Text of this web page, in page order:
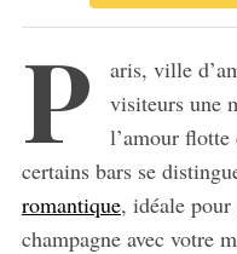
P
aris, ville
visiteurs une
l’amour flotte
certains bars se
romantique, idéale pour
champagne avec votre